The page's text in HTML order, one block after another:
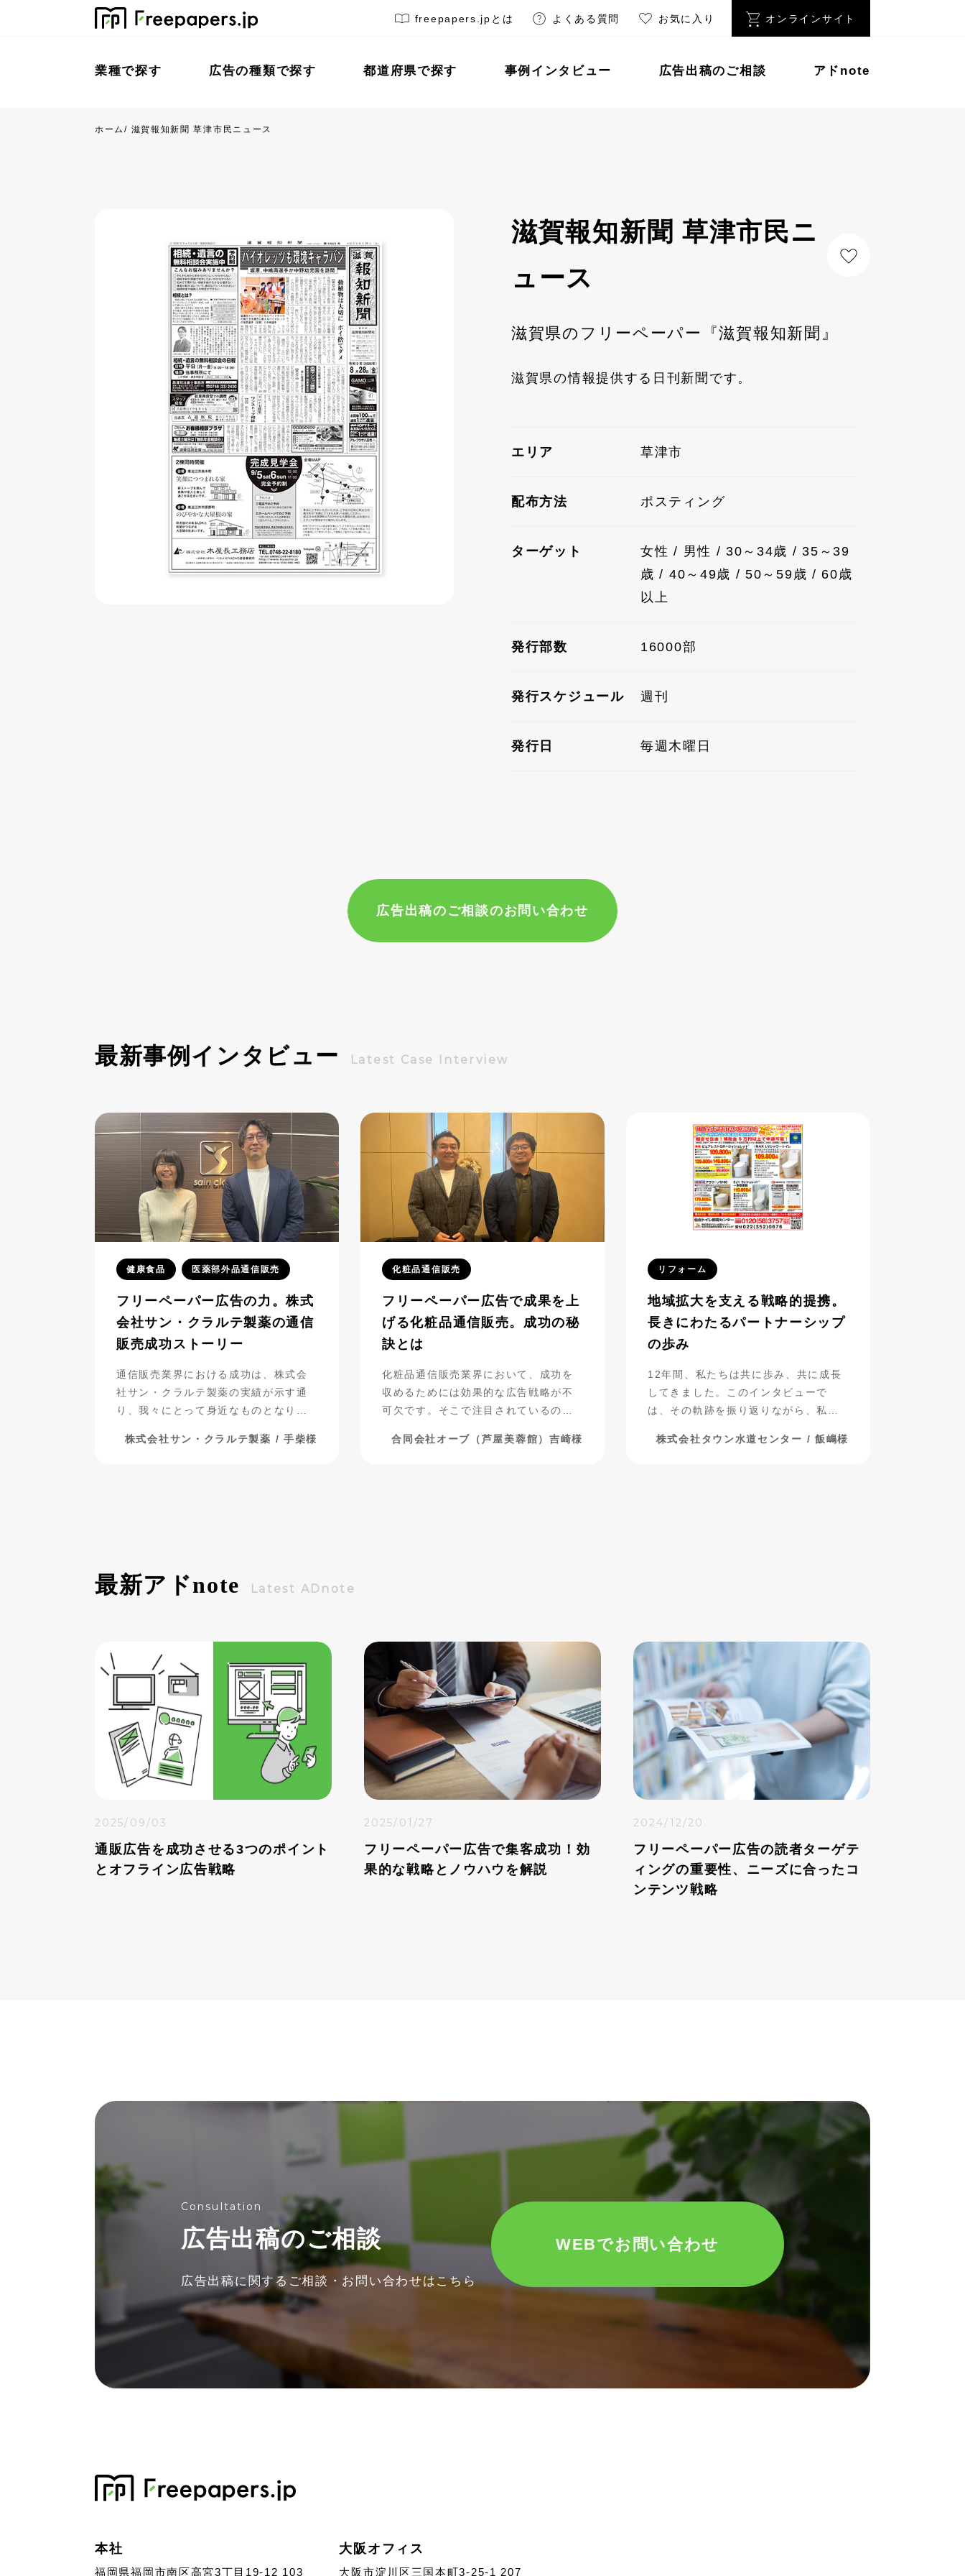
freepapers.jpとは よくある質問 お気に入り オンラインサイト
業種で探す 広告の種類で探す 都道府県で探す 事例インタビュー 広告出稿のご相談 アドnote
ホーム/ 滋賀報知新聞 草津市民ニュース
滋賀報知新聞 草津市民ニ
ュース
滋賀県のフリーペーパー『滋賀報知新聞』
滋賀県の情報提供する日刊新聞です。
エリア 草津市
配布方法 ポスティング
ターゲット
女性 / 男性 / 30～34歳 / 35～39
歳 / 40～49歳 / 50～59歳 / 60歳
以上
発行部数 16000部
発行スケジュール 週刊
発行日 毎週木曜日
広告出稿のご相談のお問い合わせ
最新事例インタビュー Latest Case Interview
健康食品 医薬部外品通信販売
フリーペーパー広告の力。株式
会社サン・クラルテ製薬の通信
販売成功ストーリー
通信販売業界における成功は、株式会
社サン・クラルテ製薬の実績が示す通
り、我々にとって身近なものとなりつ
告を活用し、事業を発展させてきた過
株式会社サン・クラルテ製薬 / 手柴様
化粧品通信販売
フリーペーパー広告で成果を上
げる化粧品通信販売。成功の秘
訣とは
化粧品通信販売業界において、成功を
収めるためには効果的な広告戦略が不
可欠です。そこで注目されているの
合同会社オーブ（芦屋美蓉館様）は、
合同会社オーブ（芦屋美蓉館）吉崎様
リフォーム
地域拡大を支える戦略的提携。
長きにわたるパートナーシップ
の歩み
12年間、私たちは共に歩み、共に成長
してきました。このインタビューで
は、その軌跡を振り返りながら、私た
いきたいと思います。
株式会社タウン水道センター / 飯嶋様
最新アドnote Latest ADnote
2025/09/03
通販広告を成功させる3つのポイント
とオフライン広告戦略
2025/01/27
フリーペーパー広告で集客成功！効
果的な戦略とノウハウを解説
2024/12/20
フリーペーパー広告の読者ターゲテ
ィングの重要性、ニーズに合ったコ
ンテンツ戦略
Consultation
広告出稿のご相談
広告出稿に関する ご相談・お問い合わせはこちら
WEBでお問い合わせ
本社
福岡県福岡市南区高宮3丁目19-12 103
大阪オフィス
大阪市淀川区三国本町3-25-1 207